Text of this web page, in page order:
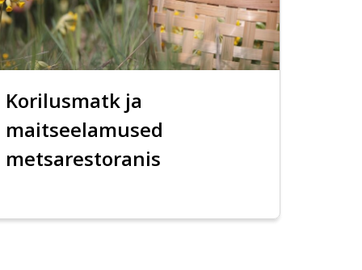
Korilusmatk ja
maitseelamused
metsarestoranis